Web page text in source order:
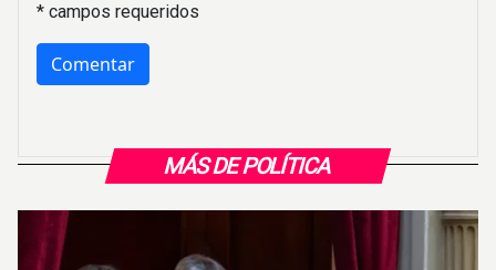
MÁS DE POLÍTICA
* campos requeridos